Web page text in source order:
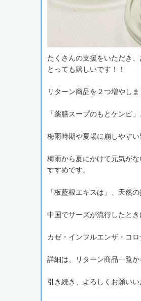
たくさんの支援をいただき、
とっても嬉しいです！！
リターン商品を２つ増やしま
「薬膳スープのもとケンピ
梅雨時期や夏場に崩しやす
梅雨から夏にかけて元気が
すすめです。
「板藍根エキスは」、天然
中国でサーズが流行したと
カゼ・インフルエンザ・コ
詳細は、リターン商品一覧か
引き続き、よろしくお願いい